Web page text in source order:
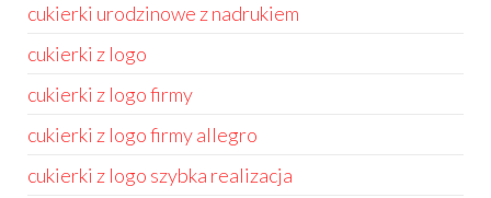
cukierki urodzinowe z nadrukiem
cukierki z logo
cukierki z logo firmy
cukierki z logo firmy allegro
cukierki z logo szybka realizacja